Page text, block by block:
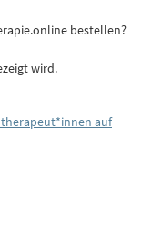
bestellen?
wird.
auf